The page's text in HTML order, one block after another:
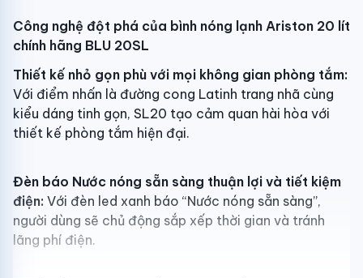
Công nghệ đột phá của bình nóng lạnh Ariston 20 lít
chính hãng BLU 20SL
Thiết kế nhỏ gọn phù với mọi không gian phòng tắm:
Với điểm nhấn là đường cong Latinh trang nhã cùng
kiểu dáng tinh gọn, SL20 tạo cảm quan hài hòa với
thiết kế phòng tắm hiện đại.
Đèn báo Nước nóng sẵn sàng thuận lợi và tiết kiệm
điện: Với đèn led xanh báo “Nước nóng sẵn sàng”,
người dùng sẽ chủ động sắp xếp thời gian và tránh
lãng phí điện.